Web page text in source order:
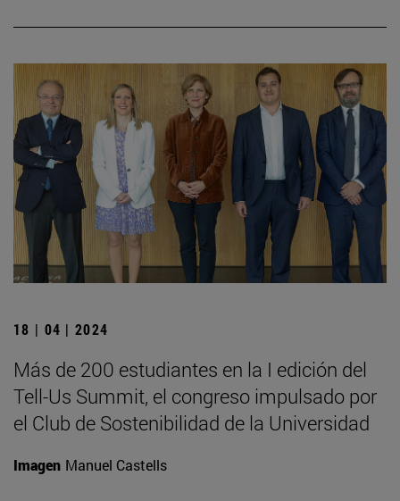
18 | 04 | 2024
Más de 200 estudiantes en la I edición del
Tell-Us Summit, el congreso impulsado por
el Club de Sostenibilidad de la Universidad
Imagen Manuel Castells